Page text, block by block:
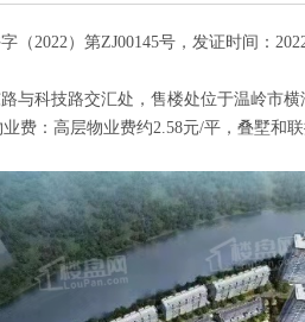
（2022）第ZJ00145号，发证时间：
与科技路交汇处，售楼处位于温岭市
费：高层物业费约2.58元/平，叠墅和